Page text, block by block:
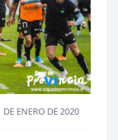
DE ENERO DE 2020